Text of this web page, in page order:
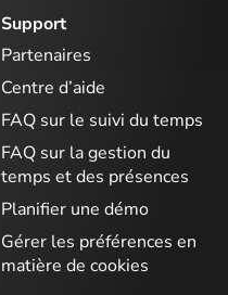
Support
Partenaires
Centre d’aide
FAQ sur le suivi du temps
FAQ sur la gestion du
temps et des présences
Planifier une démo
Gérer les préférences en
matière de cookies